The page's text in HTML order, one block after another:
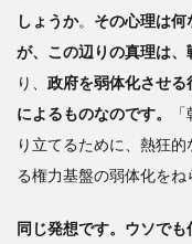
しょうか。 その心理は
が、この辺りの真理は
り、 政府を弱体化させ
によるものなのです。
り立てるために、熱狂
る権力基盤の弱体化をね
同じ発想です。ウソで